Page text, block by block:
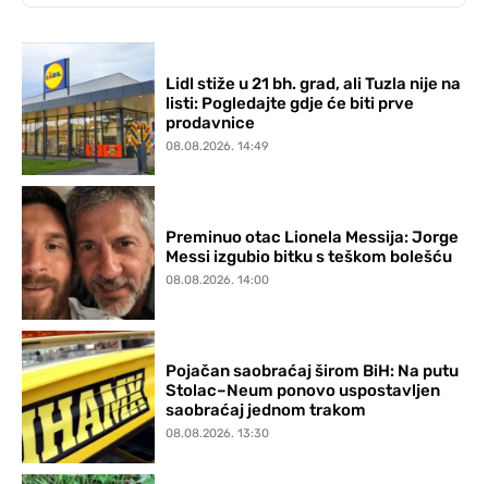
Lidl stiže u 21 bh. grad, ali Tuzla nije na
listi: Pogledajte gdje će biti prve
prodavnice
08.08.2026. 14:49
Preminuo otac Lionela Messija: Jorge
Messi izgubio bitku s teškom bolešću
08.08.2026. 14:00
Pojačan saobraćaj širom BiH: Na putu
Stolac–Neum ponovo uspostavljen
saobraćaj jednom trakom
08.08.2026. 13:30